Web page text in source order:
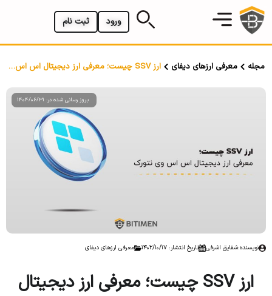
ثبت نام ورود
مجله معرفی ارزهای دیفای ارز SSV چیست؛ معرفی ارز دیجیتال اس اس وی نتورک
بروز رسانی شده در: 1404/06/31
نویسنده:شقایق اشرفی تاریخ انتشار: 1402/10/17 معرفی ارزهای دیفای
ارز SSV چیست؛ معرفی ارز دیجیتال